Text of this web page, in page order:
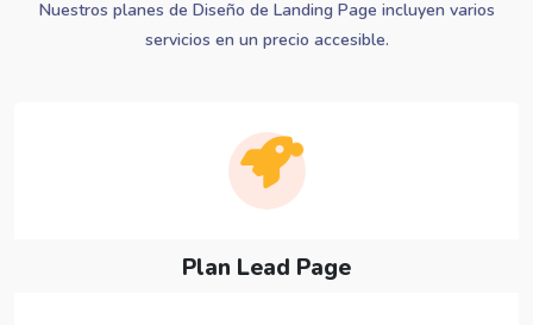
Nuestros planes de Diseño de Landing Page incluyen varios
servicios en un precio accesible.
Plan Lead Page